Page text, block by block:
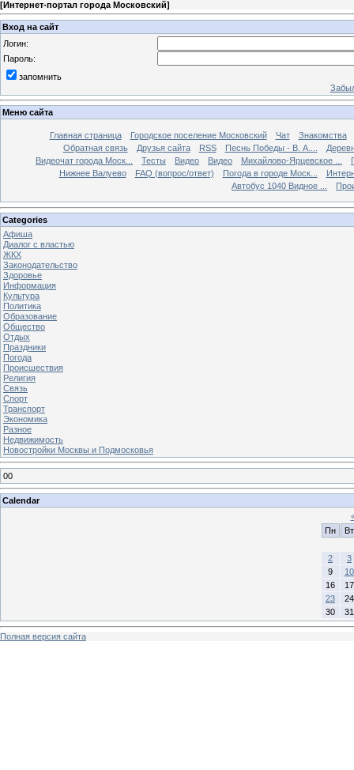
[Интернет-портал города Московский]
Вход на сайт
Логин:
Пароль:
запомнить
Меню сайта
Главная страница Городское поселение Московский Чат
Знакомства
Обратная связь
Друзья сайта RSS Песнь Победы - В. А....
Видеочат города Моск...
Тесты Видео Видео Михайлово-Ярцевское ...
Нижнее Валуево
FAQ (вопрос/ответ) Погода в городе Моск...
Автобус 1040 Видное ...
Categories
Афиша
Диалог с властью
ЖКХ
Законодательство
Здоровье
Информация
Культура
Политика
Образование
Общество
Отдых
Праздники
Погода
Происшествия
Религия
Связь
Спорт
Транспорт
Экономика
Разное
Недвижимость
Новостройки Москвы и Подмосковья
00
Calendar
Пн
Вт
2
3
9
10
16
17
23
24
30
31
Полная версия сайта